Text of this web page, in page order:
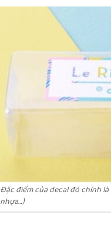
Đặc điểm của decal đó chính
nhựa…)